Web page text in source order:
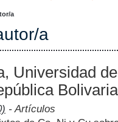
a
a
Universidad
- Artículos